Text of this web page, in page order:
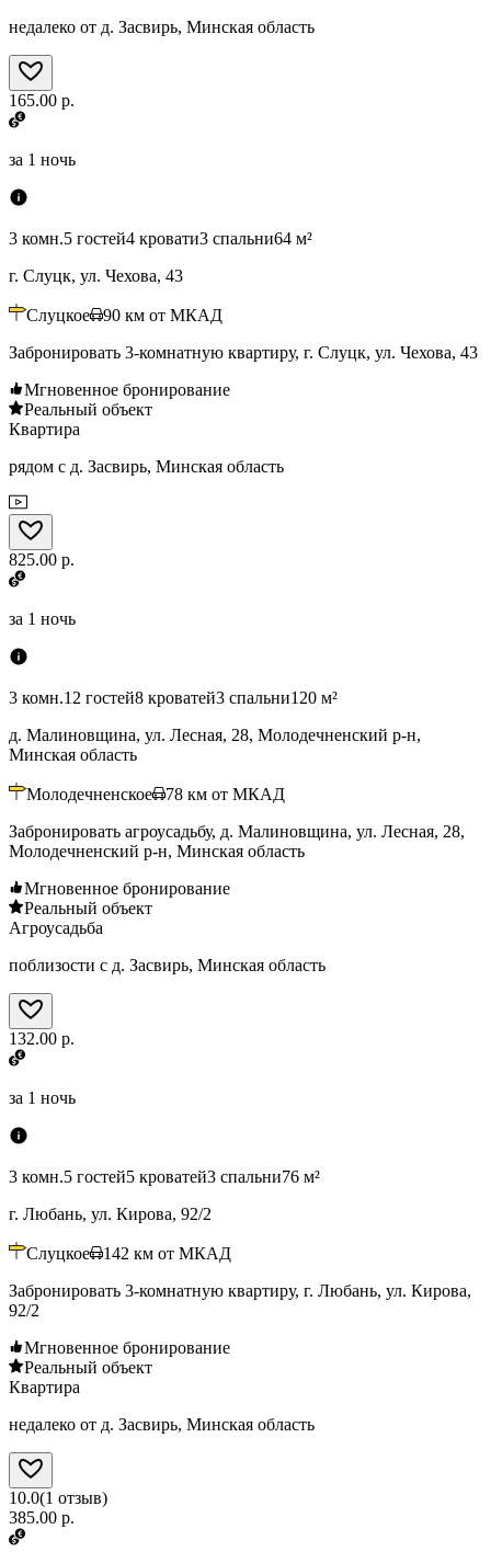
недалеко от д. Засвирь, Минская область
165.00 р.
за 1 ночь
3 комн.5 гостей4 кровати3 спальни64 м²
г. Слуцк, ул. Чехова, 43
Слуцкое 90 км от МКАД
Забронировать 3-комнатную квартиру, г. Слуцк, ул. Чехова, 43
Мгновенное бронирование
Реальный объект
Квартира
рядом с д. Засвирь, Минская область
825.00 р.
за 1 ночь
3 комн.12 гостей8 кроватей3 спальни120 м²
д. Малиновщина, ул. Лесная, 28, Молодечненский р-н,
Минская область
Молодечненское 78 км от МКАД
Забронировать агроусадьбу, д. Малиновщина, ул. Лесная, 28,
Молодечненский р-н, Минская область
Мгновенное бронирование
Реальный объект
Агроусадьба
поблизости с д. Засвирь, Минская область
132.00 р.
за 1 ночь
3 комн.5 гостей5 кроватей3 спальни76 м²
г. Любань, ул. Кирова, 92/2
Слуцкое 142 км от МКАД
Забронировать 3-комнатную квартиру, г. Любань, ул. Кирова,
92/2
Мгновенное бронирование
Реальный объект
Квартира
недалеко от д. Засвирь, Минская область
10.0(1 отзыв)
385.00 р.